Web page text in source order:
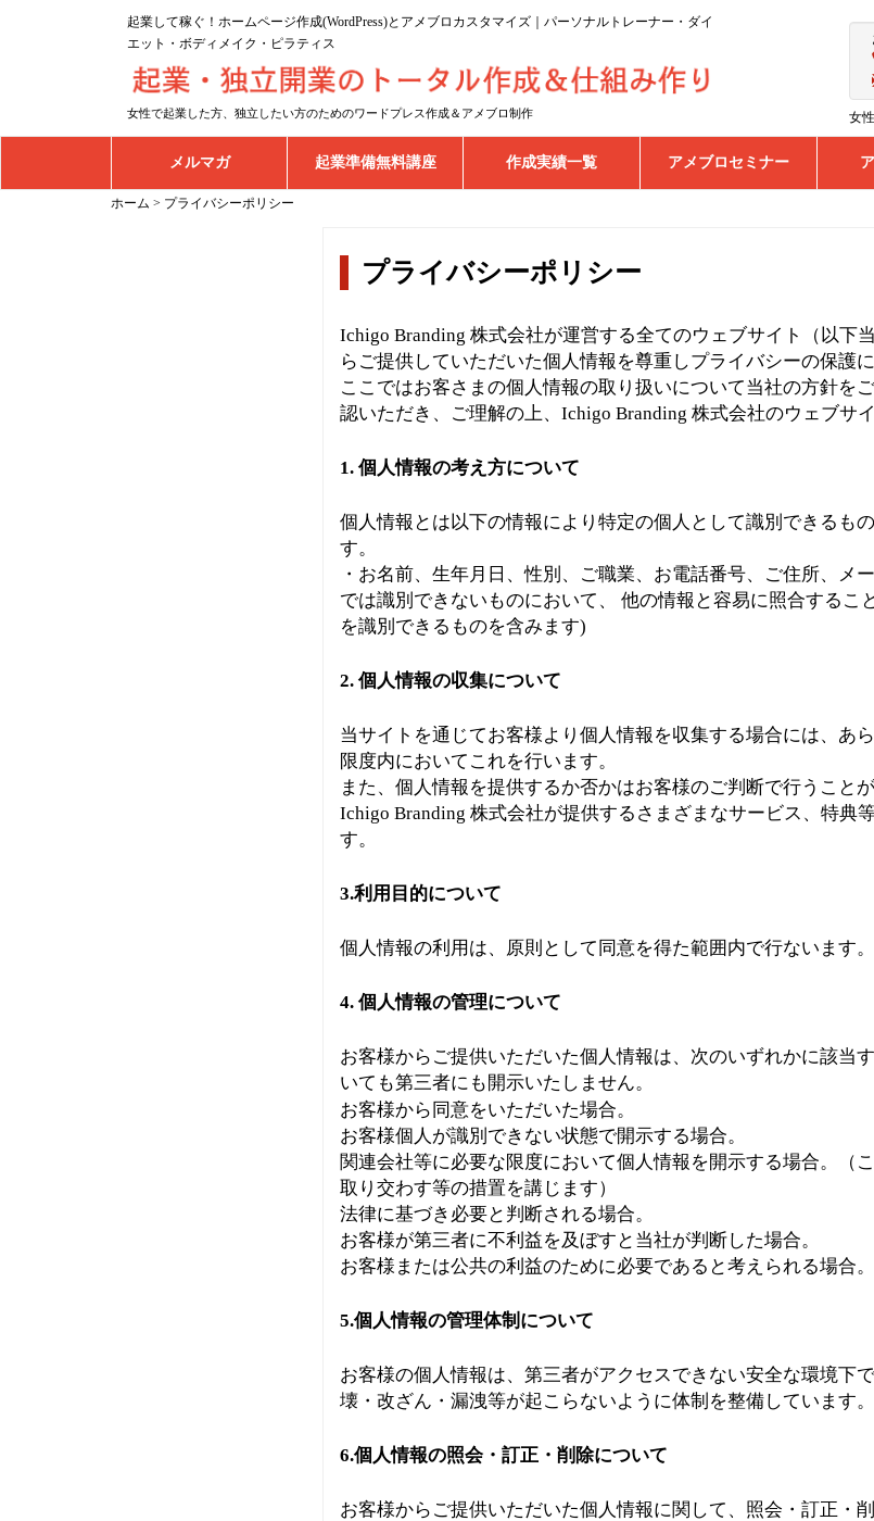
起業して稼ぐ！ホームページ作成(WordPress)とアメブロカスタマイズ｜パーソナルトレーナー・ダイ
エット・ボディメイク・ピラティス
女性で起業した方、独立したい方のためのワードプレス作成＆アメブロ制作 女
メルマガ 起業準備無料講座 作成実績一覧 アメブロセミナー
ホーム > プライバシーポリシー
プライバシーポリシー
Ichigo Branding 株式会社が運営する全てのウェブサイト（以下
らご提供していただいた個人情報を尊重しプライバシーの保護
ここではお客さまの個人情報の取り扱いについて当社の方針を
認いただき、ご理解の上、Ichigo Branding 株式会社のウェブサ
1. 個人情報の考え方について
個人情報とは以下の情報により特定の個人として識別できるも
す。
・お名前、生年月日、性別、ご職業、お電話番号、ご住所、メ
では識別できないものにおいて、 他の情報と容易に照合するこ
を識別できるものを含みます)
2. 個人情報の収集について
当サイトを通じてお客様より個人情報を収集する場合には、あ
限度内においてこれを行います。
また、個人情報を提供するか否かはお客様のご判断で行うこと
Ichigo Branding 株式会社が提供するさまざまなサービス、特典
す。
3.利用目的について
個人情報の利用は、原則として同意を得た範囲内で行ないます。
4. 個人情報の管理について
お客様からご提供いただいた個人情報は、次のいずれかに該当
いても第三者にも開示いたしません。
お客様から同意をいただいた場合。
お客様個人が識別できない状態で開示する場合。
関連会社等に必要な限度において個人情報を開示する場合。（
取り交わす等の措置を講じます）
法律に基づき必要と判断される場合。
お客様が第三者に不利益を及ぼすと当社が判断した場合。
お客様または公共の利益のために必要であると考えられる場合。
5.個人情報の管理体制について
お客様の個人情報は、第三者がアクセスできない安全な環境下
壊・改ざん・漏洩等が起こらないように体制を整備しています。
6.個人情報の照会・訂正・削除について
お客様からご提供いただいた個人情報に関して、照会・訂正・